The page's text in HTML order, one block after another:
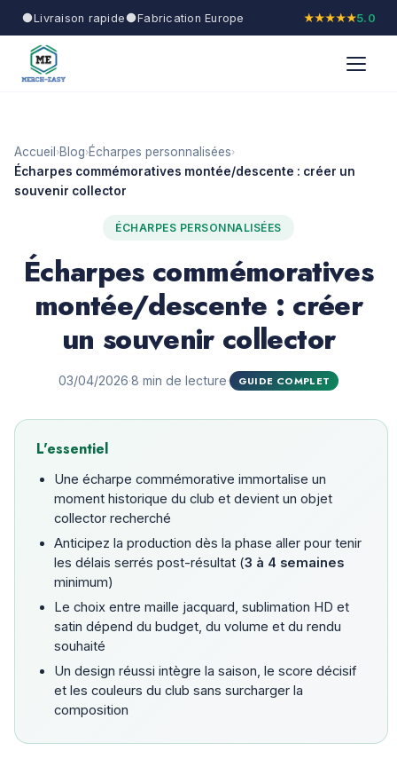
Livraison rapide Fabrication Europe ★★★★★5.0
Accueil ›Blog›Écharpes personnalisées›
Écharpes commémoratives montée/descente : créer un
souvenir collector
ÉCHARPES PERSONNALISÉES
Écharpes commémoratives
montée/descente : créer
un souvenir collector
03/04/2026·8 min de lecture· GUIDE COMPLET
L'essentiel
Une écharpe commémorative immortalise un
moment historique du club et devient un objet
collector recherché
Anticipez la production dès la phase aller pour tenir
les délais serrés post-résultat (3 à 4 semaines
minimum)
Le choix entre maille jacquard, sublimation HD et
satin dépend du budget, du volume et du rendu
souhaité
Un design réussi intègre la saison, le score décisif
et les couleurs du club sans surcharger la
composition